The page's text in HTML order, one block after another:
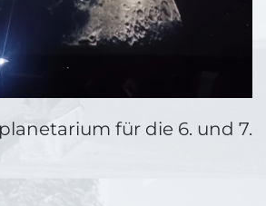
für die 6. und 7.